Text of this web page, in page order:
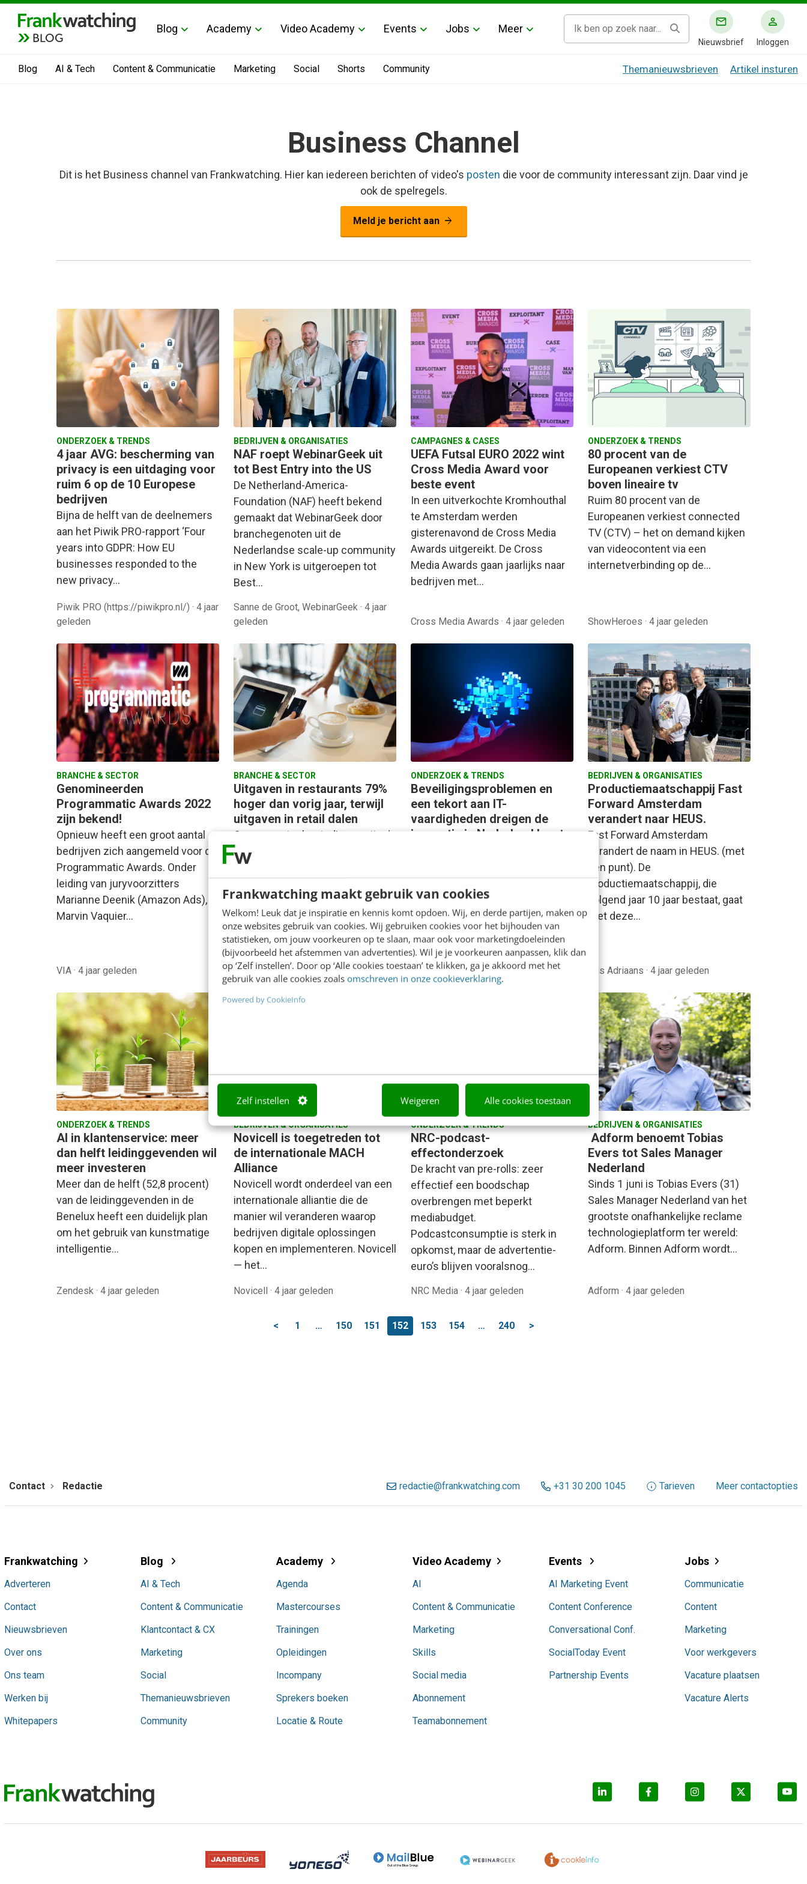
Frankwatching maakt gebruik van cookies
Welkom! Leuk dat je inspiratie en kennis komt opdoen. Wij, en derde partijen, maken op
onze websites gebruik van cookies. Wij gebruiken cookies voor het bijhouden van
statistieken, om jouw voorkeuren op te slaan, maar ook voor marketingdoeleinden
(bijvoorbeeld het afstemmen van advertenties). Wil je je voorkeuren aanpassen, klik dan
op ‘Zelf instellen’. Door op ‘Alle cookies toestaan’ te klikken, ga je akkoord met het
gebruik van alle cookies zoals omschreven in onze cookieverklaring.
Powered by CookieInfo
Zelf instellen Weigeren Alle cookies toestaan
BLOG
Blog Academy Video Academy Events Jobs Meer
Nieuwsbrief Inloggen
Blog AI & Tech Content & Communicatie Marketing Social Shorts Community Themanieuwsbrieven Artikel insturen
Business Channel
Dit is het Business channel van Frankwatching. Hier kan iedereen berichten of video's posten die voor de community interessant zijn. Daar vind je
ook de spelregels.
Meld je bericht aan arrow_forward
ONDERZOEK & TRENDS
4 jaar AVG: bescherming van
privacy is een uitdaging voor
ruim 6 op de 10 Europese
bedrijven
Bijna de helft van de deelnemers
aan het Piwik PRO-rapport ‘Four
years into GDPR: How EU
businesses responded to the
new privacy…
Piwik PRO (https://piwikpro.nl/) · 4 jaar
geleden
BEDRIJVEN & ORGANISATIES
NAF roept WebinarGeek uit
tot Best Entry into the US
De Netherland-America-
Foundation (NAF) heeft bekend
gemaakt dat WebinarGeek door
branchegenoten uit de
Nederlandse scale-up community
in New York is uitgeroepen tot
Best…
Sanne de Groot, WebinarGeek · 4 jaar
geleden
CAMPAGNES & CASES
UEFA Futsal EURO 2022 wint
Cross Media Award voor
beste event
In een uitverkochte Kromhouthal
te Amsterdam werden
gisterenavond de Cross Media
Awards uitgereikt. De Cross
Media Awards gaan jaarlijks naar
bedrijven met…
Cross Media Awards · 4 jaar geleden
ONDERZOEK & TRENDS
80 procent van de
Europeanen verkiest CTV
boven lineaire tv
Ruim 80 procent van de
Europeanen verkiest connected
TV (CTV) – het on demand kijken
van videocontent via een
internetverbinding op de…
ShowHeroes · 4 jaar geleden
BRANCHE & SECTOR
Genomineerden
Programmatic Awards 2022
zijn bekend!
Opnieuw heeft een groot aantal
bedrijven zich aangemeld voor de
Programmatic Awards. Onder
leiding van juryvoorzitters
Marianne Deenik (Amazon Ads),
Marvin Vaquier…
VIA · 4 jaar geleden
BRANCHE & SECTOR
Uitgaven in restaurants 79%
hoger dan vorig jaar, terwijl
uitgaven in retail dalen
Consumentenbestedingen zijn de
afgelopen twee jaar aan flinke
veranderingen onderhevig. Nu
kunnen, geven zij 79% meer uit
in…
Mastercard· 4 jaar geleden
ONDERZOEK & TRENDS
Beveiligingsproblemen en
een tekort aan IT-
vaardigheden dreigen de
innovatie in Nederland lam te
door Rackspace Technology
streven veel bedrijven naar een
snellere uitvoering van hun
programma’s voor digitale
transformatie, maar is…
Rackspace Technology· 4 jaar geleden
BEDRIJVEN & ORGANISATIES
Productiemaatschappij Fast
Forward Amsterdam
verandert naar HEUS.
Fast Forward Amsterdam
verandert de naam in HEUS. (met
een punt). De
productiemaatschappij, die
volgend jaar 10 jaar bestaat, gaat
met deze…
Nils Adriaans · 4 jaar geleden
ONDERZOEK & TRENDS
AI in klantenservice: meer
dan helft leidinggevenden wil
meer investeren
Meer dan de helft (52,8 procent)
van de leidinggevenden in de
Benelux heeft een duidelijk plan
om het gebruik van kunstmatige
intelligentie…
Zendesk · 4 jaar geleden
BEDRIJVEN & ORGANISATIES
Novicell is toegetreden tot
de internationale MACH
Alliance
Novicell wordt onderdeel van een
internationale alliantie die de
manier wil veranderen waarop
bedrijven digitale oplossingen
kopen en implementeren. Novicell
— het…
Novicell · 4 jaar geleden
ONDERZOEK & TRENDS
NRC-podcast-
effectonderzoek
De kracht van pre-rolls: zeer
effectief een boodschap
overbrengen met beperkt
mediabudget.
Podcastconsumptie is sterk in
opkomst, maar de advertentie-
euro’s blijven vooralsnog…
NRC Media · 4 jaar geleden
BEDRIJVEN & ORGANISATIES
Adform benoemt Tobias
Evers tot Sales Manager
Nederland
Sinds 1 juni is Tobias Evers (31)
Sales Manager Nederland van het
grootste onafhankelijke reclame
technologieplatform ter wereld:
Adform. Binnen Adform wordt…
Adform · 4 jaar geleden
< 1 … 150 151 152 153 154 … 240 >
Contact Redactie redactie@frankwatching.com +31 30 200 1045 Tarieven Meer contactopties
Frankwatching
Adverteren
Contact
Nieuwsbrieven
Over ons
Ons team
Werken bij
Whitepapers
Blog
AI & Tech
Content & Communicatie
Klantcontact & CX
Marketing
Social
Themanieuwsbrieven
Community
Academy
Agenda
Mastercourses
Trainingen
Opleidingen
Incompany
Sprekers boeken
Locatie & Route
Video Academy
AI
Content & Communicatie
Marketing
Skills
Social media
Abonnement
Teamabonnement
Events
AI Marketing Event
Content Conference
Conversational Conf.
SocialToday Event
Partnership Events
Jobs
Communicatie
Content
Marketing
Voor werkgevers
Vacature plaatsen
Vacature Alerts